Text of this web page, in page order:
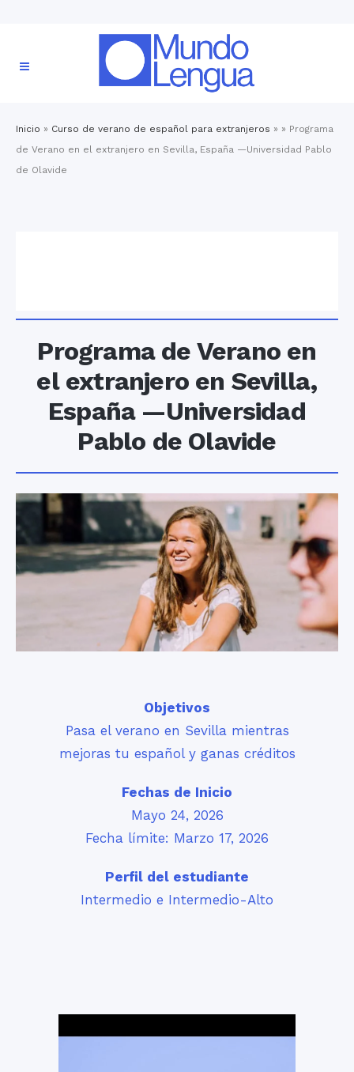
Inicio » Curso de verano de español para extranjeros » » Programa
de Verano en el extranjero en Sevilla, España —Universidad Pablo
de Olavide
Programa de Verano en
el extranjero en Sevilla,
España —Universidad
Pablo de Olavide
Objetivos
Pasa el verano en Sevilla mientras
mejoras tu español y ganas créditos
Fechas de Inicio
Mayo 24, 2026
Fecha límite: Marzo 17, 2026
Perfil del estudiante
Intermedio e Intermedio-Alto